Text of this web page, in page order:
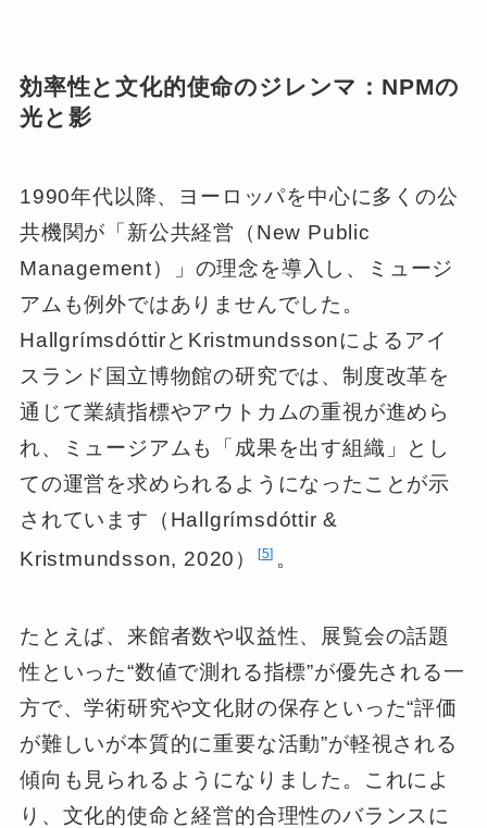
効率性と文化的使命のジレンマ：NPMの
光と影
1990年代以降、ヨーロッパを中心に多くの公
共機関が「新公共経営（New Public
Management）」の理念を導入し、ミュージ
アムも例外ではありませんでした。
HallgrímsdóttirとKristmundssonによるアイ
スランド国立博物館の研究では、制度改革を
通じて業績指標やアウトカムの重視が進めら
れ、ミュージアムも「成果を出す組織」とし
ての運営を求められるようになったことが示
されています（Hallgrímsdóttir &
Kristmundsson, 2020）
5 。
たとえば、来館者数や収益性、展覧会の話題
性といった“数値で測れる指標”が優先される一
方で、学術研究や文化財の保存といった“評価
が難しいが本質的に重要な活動”が軽視される
傾向も見られるようになりました。これによ
り、文化的使命と経営的合理性のバランスに